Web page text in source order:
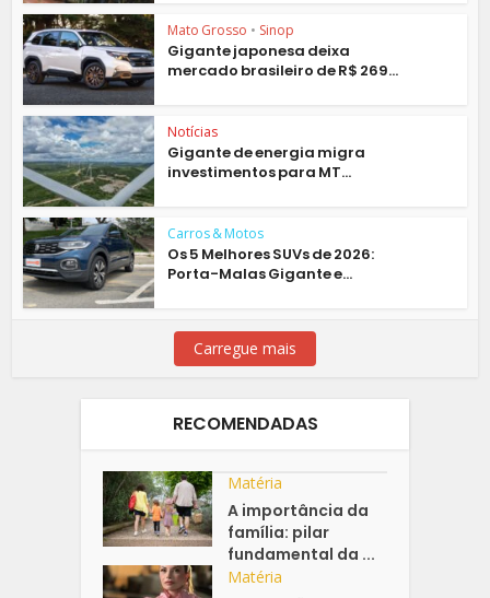
Mato Grosso • Sinop
Gigante japonesa deixa
mercado brasileiro de R$ 269...
Notícias
Gigante de energia migra
investimentos para MT...
Carros & Motos
Os 5 Melhores SUVs de 2026:
Porta-Malas Gigante e...
Carregue mais
RECOMENDADAS
Matéria
A importância da
família: pilar
fundamental da ...
Matéria